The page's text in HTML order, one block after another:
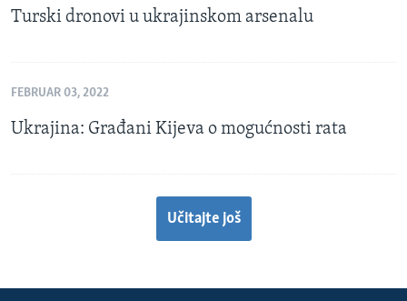
Turski dronovi u ukrajinskom arsenalu
FEBRUAR 03, 2022
Ukrajina: Građani Kijeva o mogućnosti rata
Učitajte još